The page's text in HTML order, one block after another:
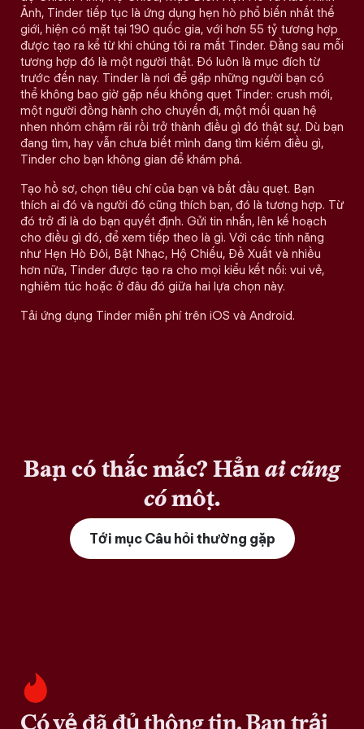
Ảnh, Tinder tiếp tục là ứng dụng hẹn hò phổ biến nhất thế
giới, hiện có mặt tại 190 quốc gia, với hơn 55 tỷ tương hợp
được tạo ra kể từ khi chúng tôi ra mắt Tinder. Đằng sau mỗi
tương hợp đó là một người thật. Đó luôn là mục đích từ
trước đến nay. Tinder là nơi để gặp những người bạn có
thể không bao giờ gặp nếu không quẹt Tinder: crush mới,
một người đồng hành cho chuyến đi, một mối quan hệ
nhen nhóm chậm rãi rồi trở thành điều gì đó thật sự. Dù bạn
đang tìm, hay vẫn chưa biết mình đang tìm kiếm điều gì,
Tinder cho bạn không gian để khám phá.
Tạo hồ sơ, chọn tiêu chí của bạn và bắt đầu quẹt. Bạn
thích ai đó và người đó cũng thích bạn, đó là tương hợp. Từ
đó trở đi là do bạn quyết định. Gửi tin nhắn, lên kế hoạch
cho điều gì đó, để xem tiếp theo là gì. Với các tính năng
như Hẹn Hò Đôi, Bật Nhạc, Hộ Chiếu, Đề Xuất và nhiều
hơn nữa, Tinder được tạo ra cho mọi kiểu kết nối: vui vẻ,
nghiêm túc hoặc ở đâu đó giữa hai lựa chọn này.
Tải ứng dụng Tinder miễn phí trên iOS và Android.
Bạn có thắc mắc? Hẳnai cũng
cómột.
Tới mục Câu hỏi thường gặp
Có vẻ đã đủ thông tin. Bạn trải